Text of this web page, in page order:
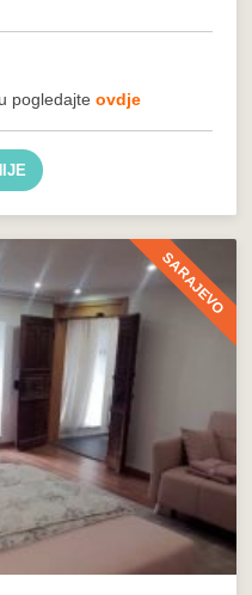
pogledajteovdje
SARAJEVO